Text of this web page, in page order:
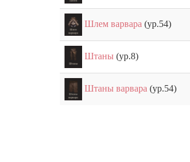
Шлем варвара (ур.54)
Штаны (ур.8)
Штаны варвара (ур.54)